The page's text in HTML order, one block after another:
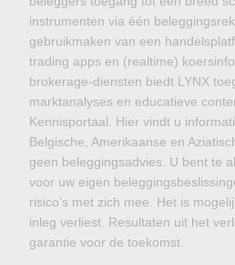
instrumenten via één
gebruikmaken van een
trading apps en (realtime)
brokerage-diensten biedt LYNX
marktanalyses en educatieve
Kennisportaal. Hier vindt u
Belgische, Amerikaanse en
geen beleggingsadvies. U bent te
voor uw eigen
risico’s met zich mee. Het is
inleg verliest. Resultaten uit het
garantie voor de toekomst.